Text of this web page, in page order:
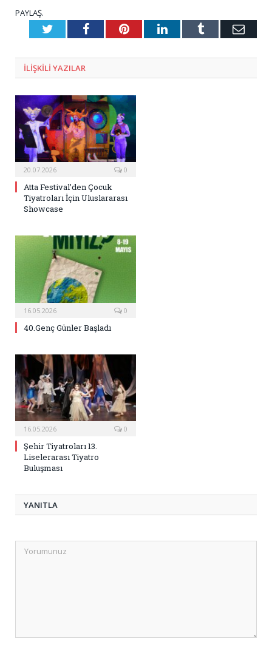
PAYLAŞ.
TwitterFacebookPinterestLinkedInTumblr E-
ILIŞKILI YAZILAR
20.07.2026 0
Atta Festival’den Çocuk
Tiyatroları İçin Uluslararası
Showcase
16.05.2026 0
40.Genç Günler Başladı
16.05.2026 0
Şehir Tiyatroları 13.
Liselerarası Tiyatro
Buluşması
YANITLA